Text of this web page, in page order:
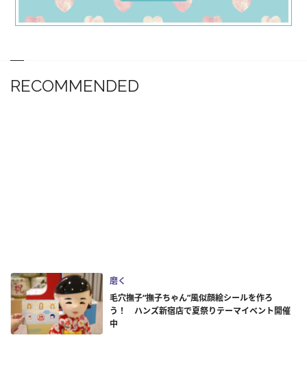
RECOMMENDED
磨く
毛穴撫子“撫子ちゃん”風似顔絵シールを作ろ
う！ ハンズ新宿店で夏祭りテーマイベント開催
中